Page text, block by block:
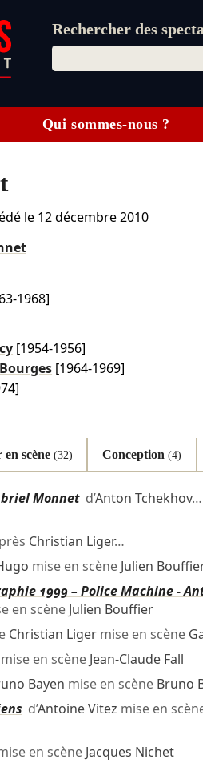
Rechercher des
Qui sommes-nous ?
le 12 décembre 2010
1968]
[1954-1956]
[1964-1969]
scène (32) Conception(4)
Monnetd’Anton Tchekhov…
Christian Liger…
mise en scène Julien
1999 – Police Machine -
en scène Julien Bouffier
Christian Ligermise en scène
en scène Jean-Claude Fall
Bayen mise en scène Bruno
d’Antoine Vitez mise en
en scène Jacques Nichet